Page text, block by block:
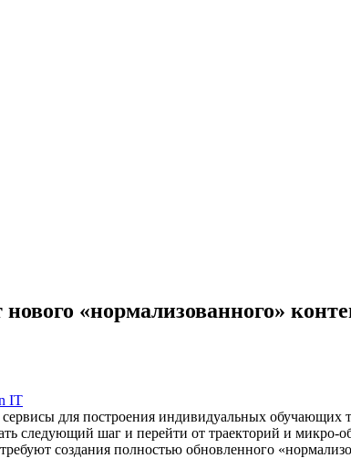
«нормализованного»
IT
для построения индивидуальных обучающих
следующий шаг и перейти от траекторий и микро-
создания полностью обновленного